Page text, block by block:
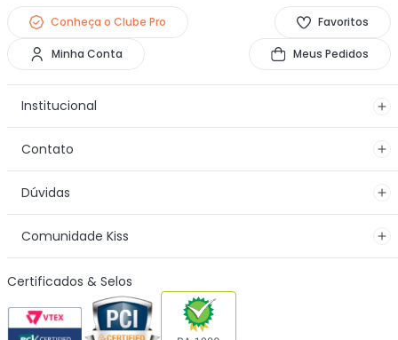
Conheça o Clube Pro Favoritos
Minha Conta Meus Pedidos
Institucional
Contato
Dúvidas
Comunidade Kiss
Certificados & Selos